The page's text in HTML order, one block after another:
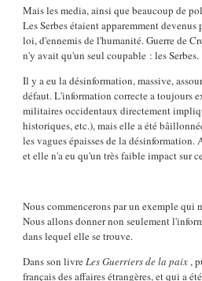
Mais les media, ainsi que beaucoup de
Les Serbes étaient apparemment
loi, d'ennemis de l'humanité. Guerre de
n'y avait qu'un seul coupable : les Serbes.
Il y a eu la désinformation, massive,
défaut. L'information correcte a toujours
militaires occidentaux directement
historiques, etc.), mais elle a été
les vagues épaisses de la
et elle n'a eu qu'un très faible impact sur
Nous commencerons par un exemple
Nous allons donner non seulement
dans lequel elle se trouve.
Dans son livreLes Guerriers de la paix,
français des affaires étrangères, et qui a